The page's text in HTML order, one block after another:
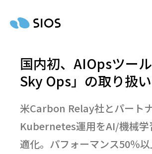
国内初、AIOpsツー
Sky Ops」の取り扱
米Carbon Relay社とパートナ
Kubernetes運用をAI/機械学
適化。パフォーマンス50％以